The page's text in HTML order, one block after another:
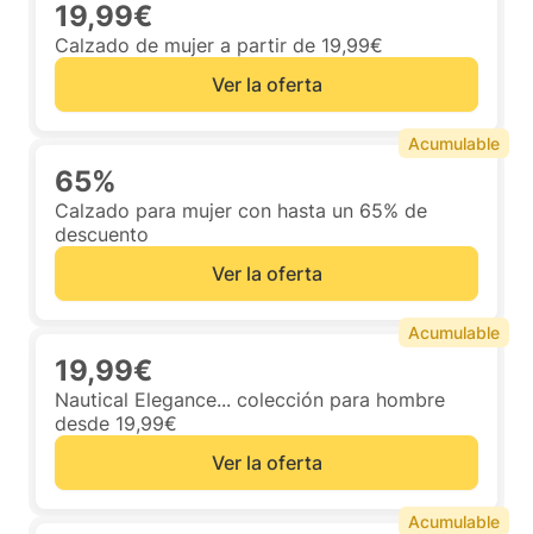
19,99€
Calzado de mujer a partir de 19,99€
Ver la oferta
65%
Calzado para mujer con hasta un 65% de
descuento
Ver la oferta
Acumulable
19,99€
Nautical Elegance... colección para hombre
desde 19,99€
Ver la oferta
Acumulable
Acumulable